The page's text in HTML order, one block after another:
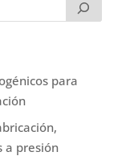
para
a presión